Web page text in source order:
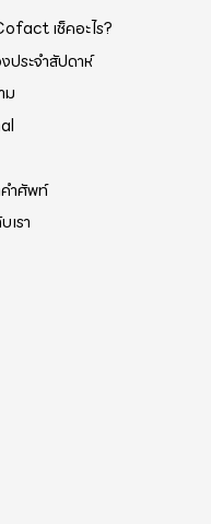
เช็คอะไร?
ประจำสัปดาห์
ม
ำศัพท์
เรา